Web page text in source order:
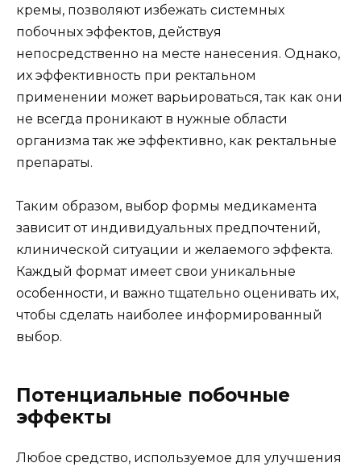
кремы, позволяют избежать системных
побочных эффектов, действуя
непосредственно на месте нанесения. Однако,
их эффективность при ректальном
применении может варьироваться, так как они
не всегда проникают в нужные области
организма так же эффективно, как ректальные
препараты.
Таким образом, выбор формы медикамента
зависит от индивидуальных предпочтений,
клинической ситуации и желаемого эффекта.
Каждый формат имеет свои уникальные
особенности, и важно тщательно оценивать их,
чтобы сделать наиболее информированный
выбор.
Потенциальные побочные
эффекты
Любое средство, используемое для улучшения